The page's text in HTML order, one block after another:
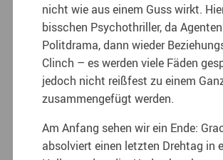
nicht wie aus einem Guss wirkt.
bisschen Psychothriller, da
Politdrama, dann wieder
Clinch – es werden viele Fäden
jedoch nicht reißfest zu einem
zusammengefügt werden.
Am Anfang sehen wir ein Ende:
absolviert einen letzten Drehtag in